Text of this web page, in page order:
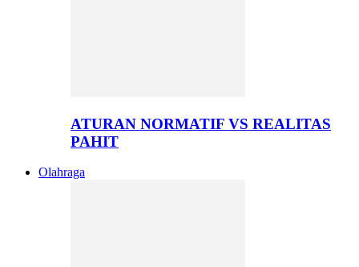
ATURAN NORMATIF VS REALITAS
PAHIT
Olahraga